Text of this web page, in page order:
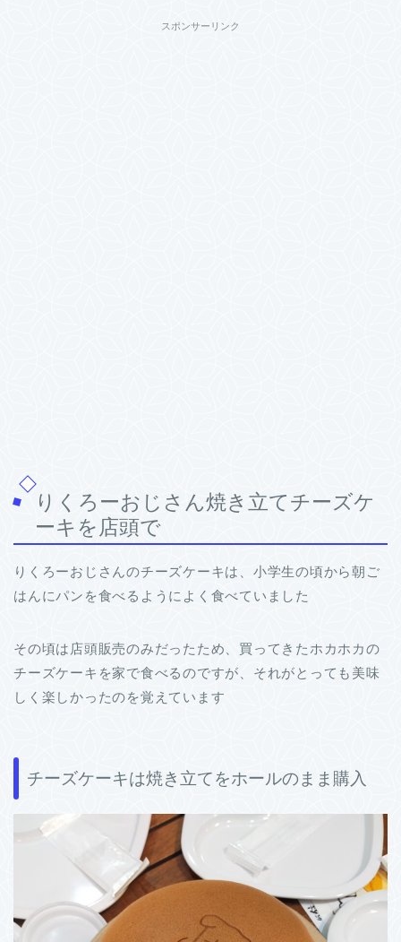
スポンサーリンク
りくろーおじさん焼き立てチーズケ
ーキを店頭で
りくろーおじさんのチーズケーキは、小学生の頃から朝ご
はんにパンを食べるようによく食べて いま した
その頃は店頭販売のみだったため、買ってきたホ カホカの
チーズケーキを家で食べるのですが、それがとっても美味
しく楽しかったのを覚えています
チーズケーキは焼き立てをホールのまま購入